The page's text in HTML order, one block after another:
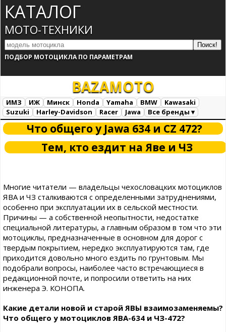
КАТАЛОГ
МОТО-ТЕХНИКИ
ПОДБОР МОТОЦИКЛА ПО ПАРАМЕТРАМ
BAZAMOTO
ИМЗ ИЖ Минск Honda Yamaha BMW
Kawasaki
Suzuki
Harley-Davidson Racer Jawa
Все бренды ▾
Все марки
Загрузка...
Что общего у Jawa 634 и CZ 472?
Тем, кто ездит на Яве и ЧЗ
Многие читатели — владельцы чехословацких мотоциклов
ЯВА и ЧЗ сталкиваются с определенными затруднениями,
особенно при эксплуатации их в сельской местности.
Причины — а собственной неопытности, недостатке
специальной литературы, а главным образом в том что эти
мотоциклы, предназначенные в основном для дорог с
твердым покрытием, нередко эксплуатируются там, где
приходится довольно много ездить по грунтовым. Мы
подобрали вопросы, наиболее часто встречающиеся в
редакционной почте, и попросили ответить на них
инженера Э. КОНОПА.
Какие детали новой и старой ЯВЫ взаимозаменяемы?
Что общего у мотоциклов ЯВА-634 и ЧЗ-472?